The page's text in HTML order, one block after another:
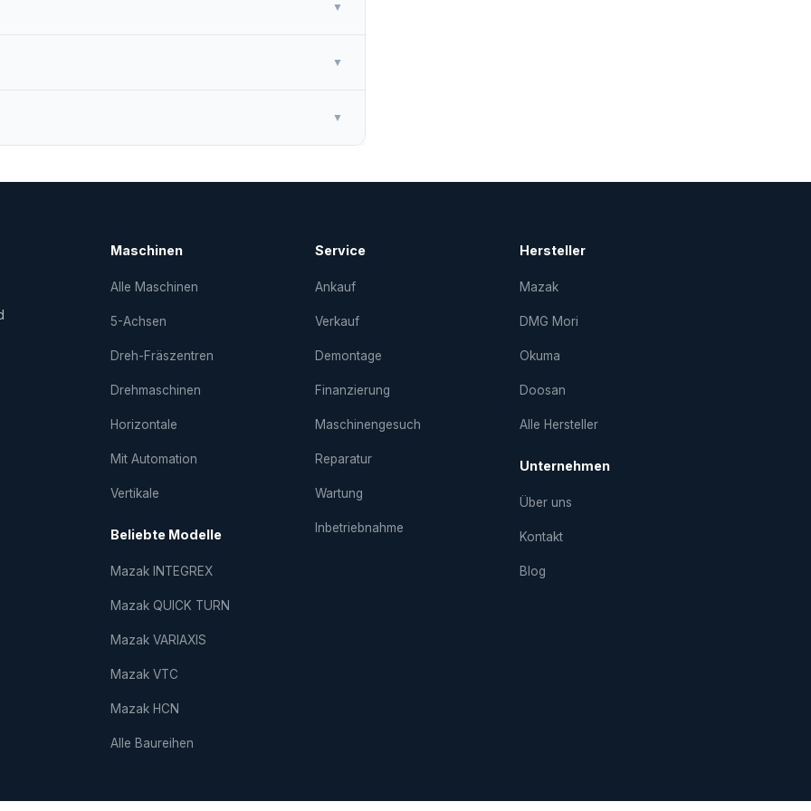
▼
▼
▼
Maschinen
Alle Maschinen
5-Achsen
Dreh-Fräs­zentren
Drehmaschinen
Horizontale
Mit Automation
Vertikale
Beliebte Modelle
Mazak INTEGREX
Mazak QUICK TURN
Mazak VARIAXIS
Mazak VTC
Mazak HCN
Alle Baureihen
Service
Ankauf
Verkauf
Demontage
Finanzierung
Maschinengesuch
Reparatur
Wartung
Inbetriebnahme
Hersteller
Mazak
DMG Mori
Okuma
Doosan
Alle Hersteller
Unternehmen
Über uns
Kontakt
Blog